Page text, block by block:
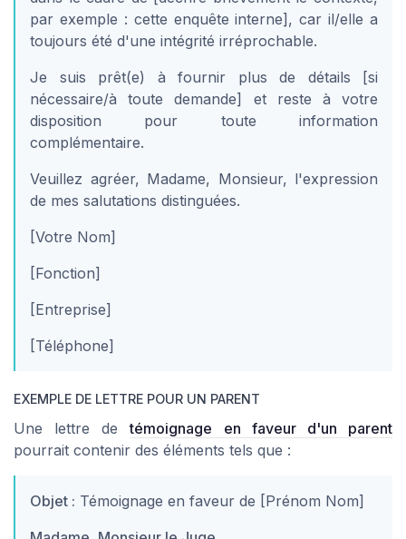
par exemple : cette enquête interne], car il/elle a
toujours été d'une intégrité irréprochable.
Je suis prêt(e) à fournir plus de détails [si
nécessaire/à toute demande] et reste à votre
disposition pour toute information
complémentaire.
Veuillez agréer, Madame, Monsieur, l'expression
de mes salutations distinguées.
[Votre Nom]
[Fonction]
[Entreprise]
[Téléphone]
EXEMPLE DE LETTRE POUR UN PARENT
Une lettre detémoignage en faveur d'un parent
pourrait contenir des éléments tels que :
Objet : Témoignage en faveur de [Prénom Nom]